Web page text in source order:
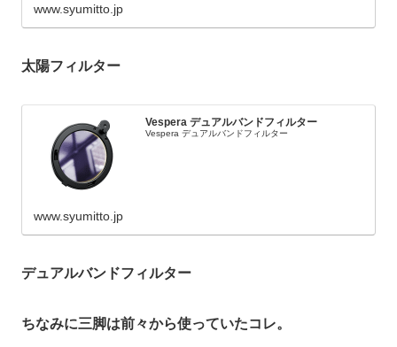
www.syumitto.jp
太陽フィルター
Vespera デュアルバンドフィルター
Vespera デュアルバンドフィルター
www.syumitto.jp
デュアルバンドフィルター
ちなみに三脚は前々から使っていたコレ。